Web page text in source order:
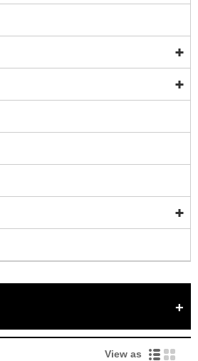
View as